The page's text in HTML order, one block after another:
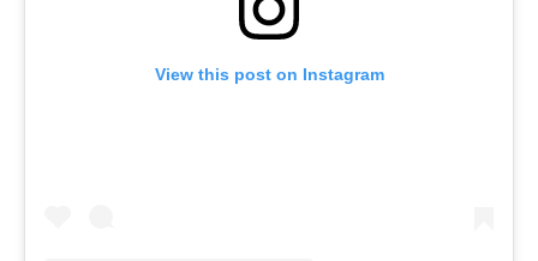
View this post on Instagram